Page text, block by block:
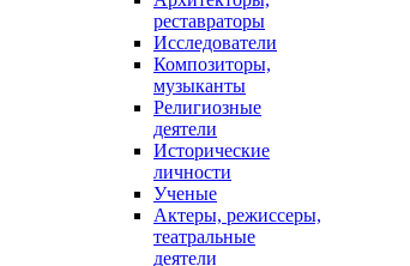
реставраторы
Исследователи
Композиторы,
музыканты
Религиозные
деятели
Исторические
личности
Ученые
Актеры, режиссеры,
театральные
деятели